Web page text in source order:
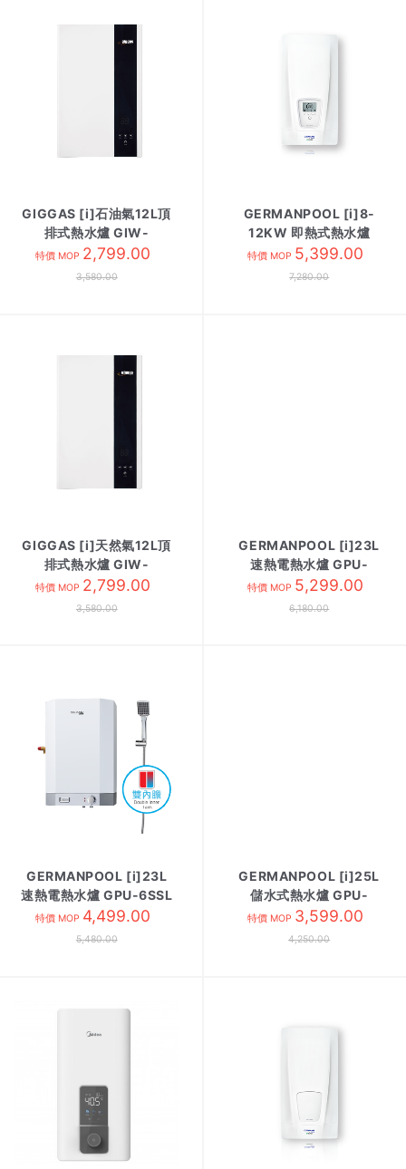
GIGGAS [i]石油氣12L頂
排式熱水爐 GIW-
12UPN3
特價 MOP 2,799.00
3,580.00
GERMANPOOL [i]8-
12KW 即熱式熱水爐
DEN12 單相電
特價 MOP 5,399.00
7,280.00
GIGGAS [i]天然氣12L頂
排式熱水爐 GIW-
12UPN3
特價 MOP 2,799.00
3,580.00
GERMANPOOL [i]23L
速熱電熱水爐 GPU-
6SSM 方/黑色
特價 MOP 5,299.00
6,180.00
GERMANPOOL [i]23L
速熱電熱水爐 GPU-6SSL
方/白色
特價 MOP 4,499.00
5,480.00
GERMANPOOL [i]25L
儲水式熱水爐 GPU-
6.5EE 白色
特價 MOP 3,599.00
4,250.00